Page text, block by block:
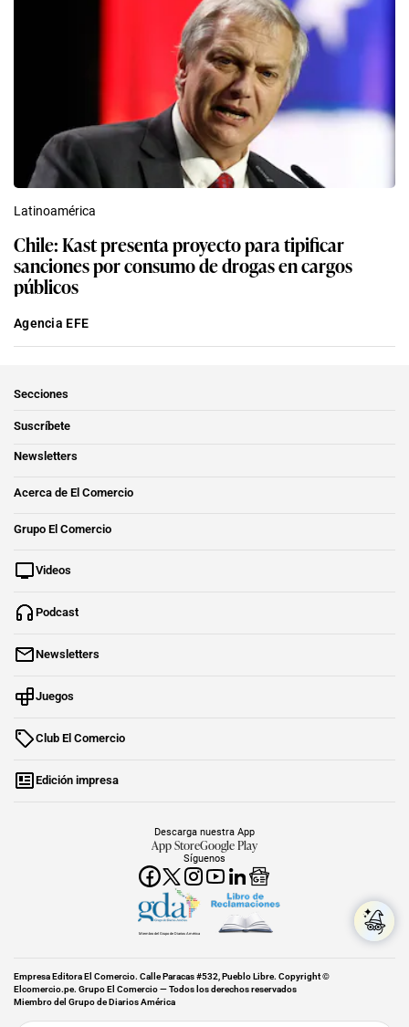
Latinoamérica
Chile: Kast presenta proyecto para tipificar
sanciones por consumo de drogas en cargos
públicos
Agencia EFE
Secciones
Suscríbete
Newsletters
Acerca de El Comercio
Grupo El Comercio
Videos
Podcast
Newsletters
Juegos
Club El Comercio
Edición impresa
Síguenos
Descarga nuestra App
App StoreGoogle Play
Miembro del Grupo de Diarios América
Empresa Editora El Comercio. Calle Paracas #532, Pueblo Libre. Copyright ©
Elcomercio.pe. Grupo El Comercio — Todos los derechos reservados
Miembro del Grupo de Diarios América